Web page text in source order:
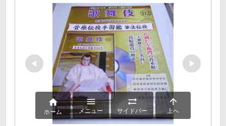

ホーム

メニュー

サイドバー

上へ